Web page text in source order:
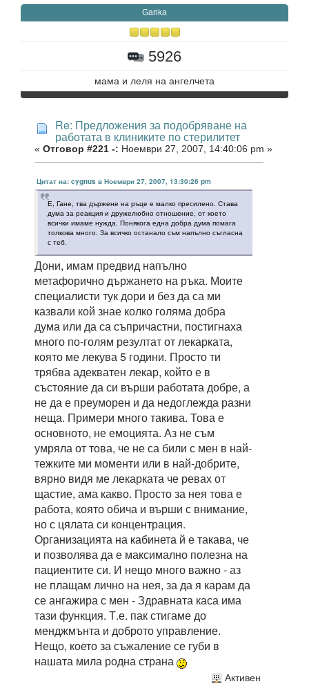
Ganka
5926
мама и леля на ангелчета
Re: Предложения за подобряване на
работата в клиниките по стерилитет
« Отговор #221 -: Ноември 27, 2007, 14:40:06 pm »
Цитат на: cygnus в Ноември 27, 2007, 13:30:26 pm
Е, Гане, тва държене на ръце е малко пресилено. Става
дума за реакция и дружелюбно отношение, от което
всички имаме нужда. Понякога една добра дума помага
толкова много. За всичко останало съм напълно съгласна
с теб.
Дони, имам предвид напълно
метафорично държането на ръка. Моите
специалисти тук дори и без да са ми
казвали кой знае колко голяма добра
дума или да са съпричастни, постигнаха
много по-голям резултат от лекарката,
която ме лекува 5 години. Просто ти
трябва адекватен лекар, който е в
състояние да си върши работата добре, а
не да е преуморен и да недоглежда разни
неща. Примери много такива. Това е
основното, не емоцията. Аз не съм
умряла от това, че не са били с мен в най-
тежките ми моменти или в най-добрите,
вярно видя ме лекарката че ревах от
щастие, ама какво. Просто за нея това е
работа, която обича и върши с внимание,
но с цялата си концентрация.
Организацията на кабинета й е такава, че
и позволява да е максимално полезна на
пациентите си. И нещо много важно - аз
не плащам лично на нея, за да я карам да
се ангажира с мен - Здравната каса има
тази функция. Т.е. пак стигаме до
менджмънта и доброто управление.
Нещо, което за съжаление се губи в
нашата мила родна страна
Активен